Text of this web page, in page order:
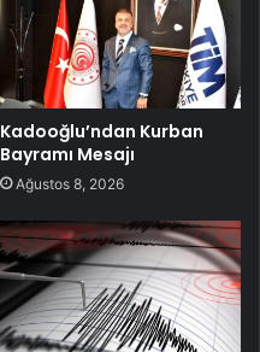
Kadooğlu’ndan Kurban
Bayramı Mesajı
Ağustos 8, 2026